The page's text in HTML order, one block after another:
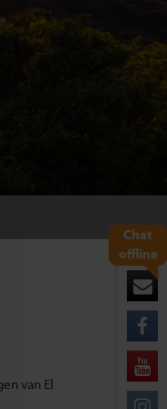
Chat
offline
van El